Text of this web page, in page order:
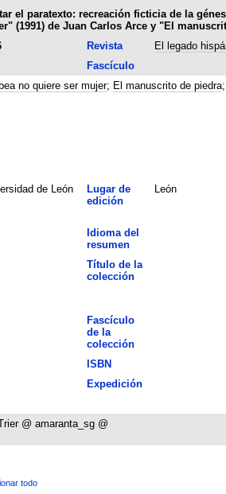
el paratexto: recreación ficticia de la
(1991) de Juan Carlos Arce y "El
Revista El legado
Fascículo
no quiere ser mujer; El manuscrito de piedra;
de León
Lugar de
edición
León
Idioma del
resumen
Título de la
colección
Fascículo
de la
colección
ISBN
Expedición
@ amaranta_sg @
todo